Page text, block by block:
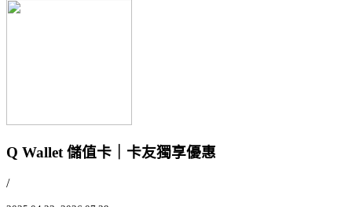
Q Wallet 儲值卡｜卡友獨享優惠
/